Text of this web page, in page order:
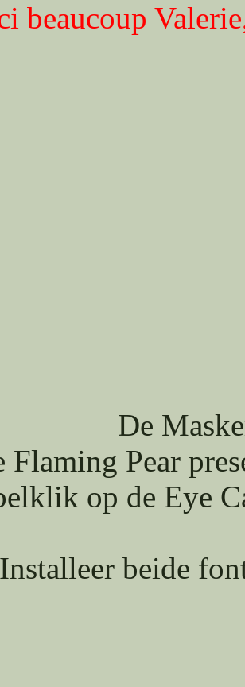
beaucoup
De
Flaming Pear
op de Eye
Installeer beide